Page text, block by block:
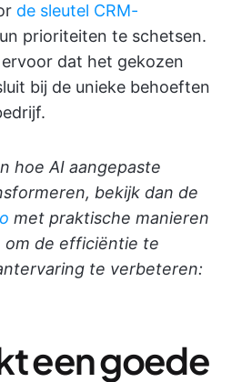
de sleutel CRM-
prioriteiten te schetsen.
dat het gekozen
bij de unieke behoeften
hoe AI aangepaste
bekijk dan de
met praktische manieren
om de efficiëntie te
te verbeteren:
een goede